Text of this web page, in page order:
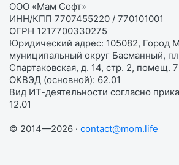
ООО «Мам Софт»
ИНН/КПП 7707455220 / 770101001
ОГРН 1217700330275
Юридический адрес: 105082, Город
муниципальный округ Басманный, пл
Спартаковская, д. 14, стр. 2, помещ.
ОКВЭД (основной): 62.01
Вид ИТ-деятельности согласно
12.01
© 2014—2026 · contact@mom.life